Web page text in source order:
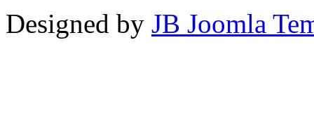
Designed by JB Joomla